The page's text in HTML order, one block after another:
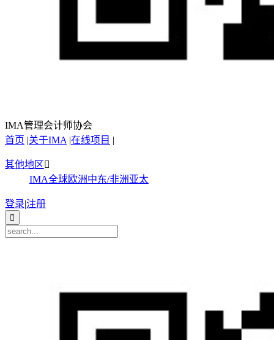
IMA管理会计师协会
首页 |关于IMA |在线项目 |
其他地区
IMA全球欧洲中东/非洲亚太
登录|注册
